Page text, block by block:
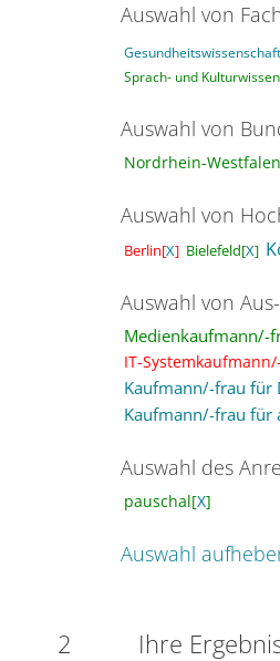
Auswahl von
Sprach- und
Auswahl von
Nordrhein-
Auswahl von
Berlin[X] Bielefeld[X]
Auswahl von
Medienkaufmann/-
IT-
Kaufmann/-frau für
Kaufmann/-frau für
Auswahl des
pauschal[X]
Auswahl
2 Ihre